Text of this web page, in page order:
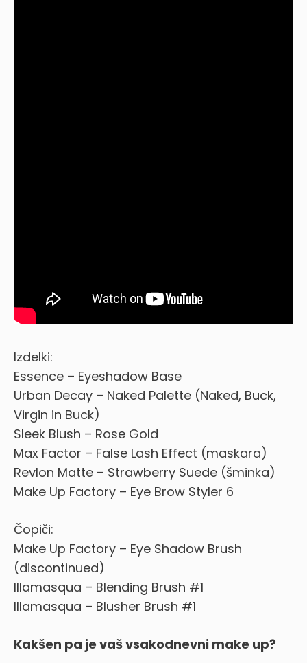
Izdelki:
Essence – Eyeshadow Base
Urban Decay – Naked Palette (Naked, Buck,
Virgin in Buck)
Sleek Blush – Rose Gold
Max Factor – False Lash Effect (maskara)
Revlon Matte – Strawberry Suede (šminka)
Make Up Factory – Eye Brow Styler 6
Čopiči:
Make Up Factory – Eye Shadow Brush
(discontinued)
Illamasqua – Blending Brush #1
Illamasqua – Blusher Brush #1
Kakšen pa je vaš vsakodnevni make up?